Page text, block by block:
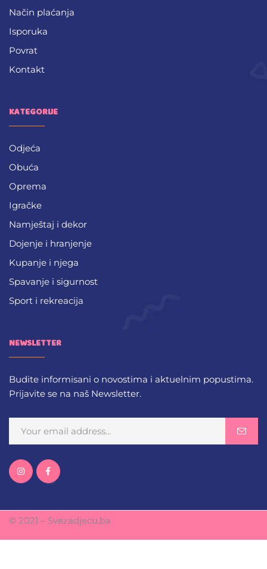
Način plaćanja
Isporuka
Povrat
Kontakt
KATEGORIJE
Odjeća
Obuća
Oprema
Igračke
Namještaj i dekor
Dojenje i hranjenje
Kupanje i njega
Spavanje i sigurnost
Sport i rekreacija
NEWSLETTER
Budite informisani o novostima i aktuelnim popustima.
Prijavite se na naš Newsletter.
© 2021 – Svezadjecu.ba